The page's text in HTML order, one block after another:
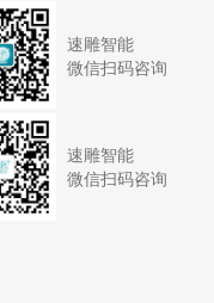
速雕智能
微信扫码咨询
速雕智能
微信扫码咨询